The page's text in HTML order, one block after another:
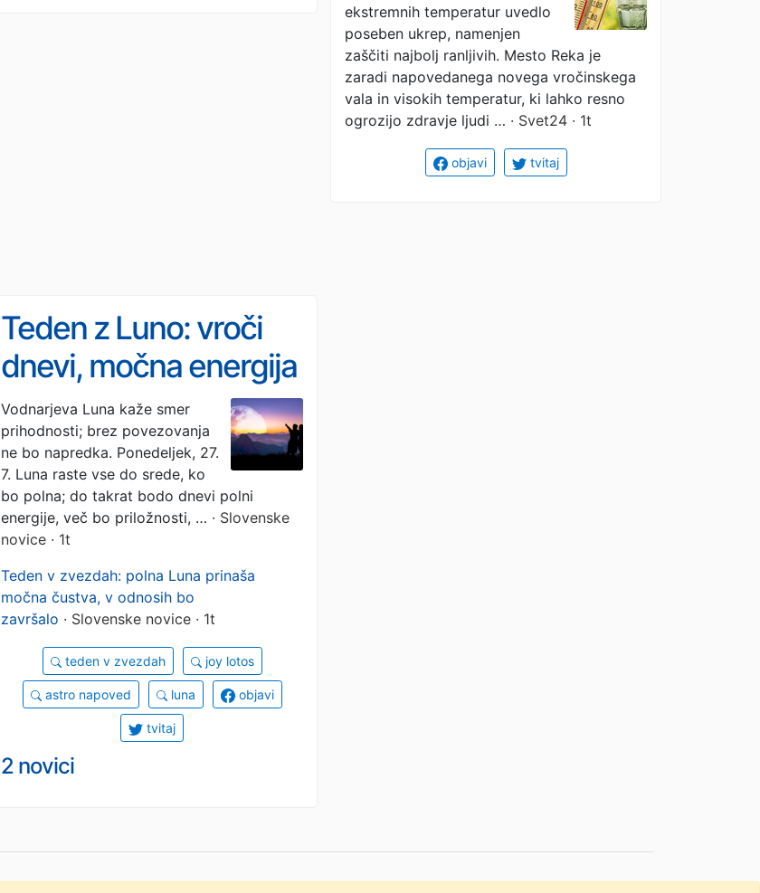
ekstremnih temperatur uvedlo
poseben ukrep, namenjen
zaščiti najbolj ranljivih. Mesto Reka je
zaradi napovedanega novega vročinskega
vala in visokih temperatur, ki lahko resno
ogrozijo zdravje ljudi … · Svet24 · 1t
objavi tvitaj
Teden z Luno: vroči
dnevi, močna energija
in notranje sence
Vodnarjeva Luna kaže smer
prihodnosti; brez povezovanja
ne bo napredka. Ponedeljek, 27.
7. Luna raste vse do srede, ko
bo polna; do takrat bodo dnevi polni
energije, več bo priložnosti, … · Slovenske
novice · 1t
Teden v zvezdah: polna Luna prinaša
močna čustva, v odnosih bo
završalo · Slovenske novice · 1t
teden v zvezdah joy lotos
astro napoved luna objavi
tvitaj
2 novici